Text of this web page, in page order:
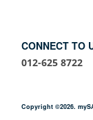
CONNECT TO
012-625 8722
Copyright ©2026.